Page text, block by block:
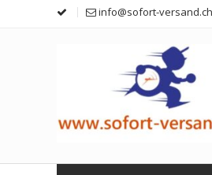
info@sofort-versand.ch